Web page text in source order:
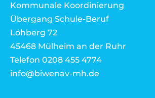
Kommunale Koordinierung
Übergang Schule-Beruf
Löhberg 72
45468 Mülheim an der Ruhr
Telefon 0208 455 4774
info@biwenav-mh.de